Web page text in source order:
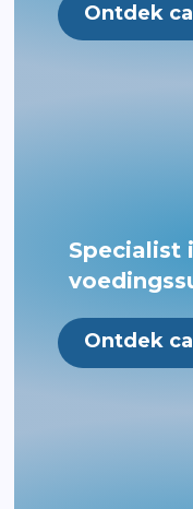
Ontdek
Specialist
Ontdek